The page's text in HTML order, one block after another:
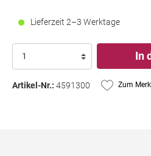
Lieferzeit 2–3 Werktage
In
Artikel-Nr.: 4591300 Zum